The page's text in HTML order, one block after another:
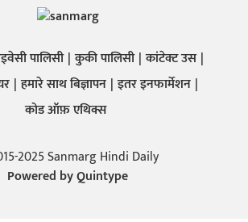
पालिसी कुकी पालिसी कांटेक्ट उस
हमारे साथ बिज्ञापन इतर इनफार्मेशन
कोड ऑफ़ एथिक्स
2025 Sanmarg Hindi Daily
Powered byQuintype